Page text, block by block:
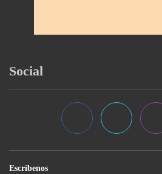
Social
Escríbenos